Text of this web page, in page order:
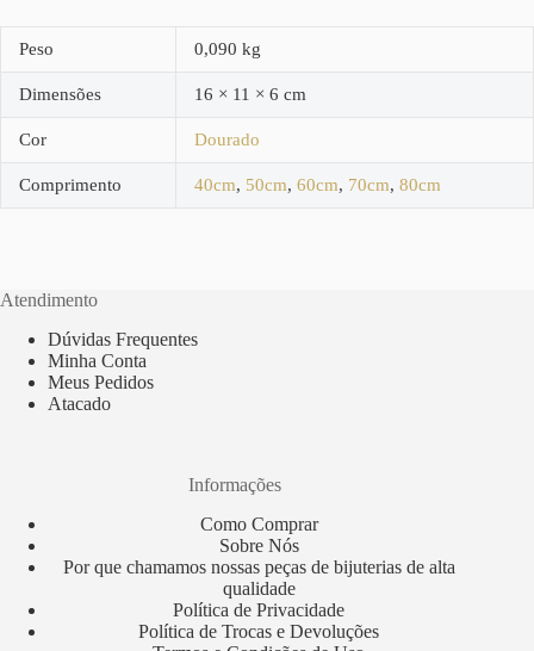
Peso 0,090 kg
Dimensões 16 × 11 × 6 cm
Cor Dourado
Comprimento 40cm, 50cm, 60cm, 70cm, 80cm
Atendimento
Dúvidas Frequentes
Minha Conta
Meus Pedidos
Atacado
Informações
Como Comprar
Sobre Nós
Por que chamamos nossas peças de bijuterias de alta
qualidade
Política de Privacidade
Política de Trocas e Devoluções